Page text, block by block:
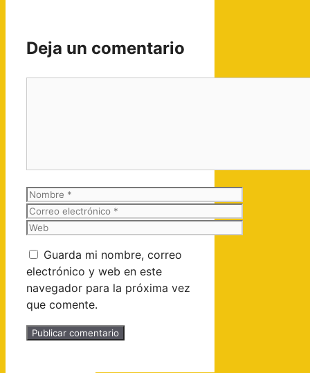
Deja un comentario
Nombre
Correo
electrónico
Web
Guarda mi nombre, correo
electrónico y web en este
navegador para la próxima vez
que comente.